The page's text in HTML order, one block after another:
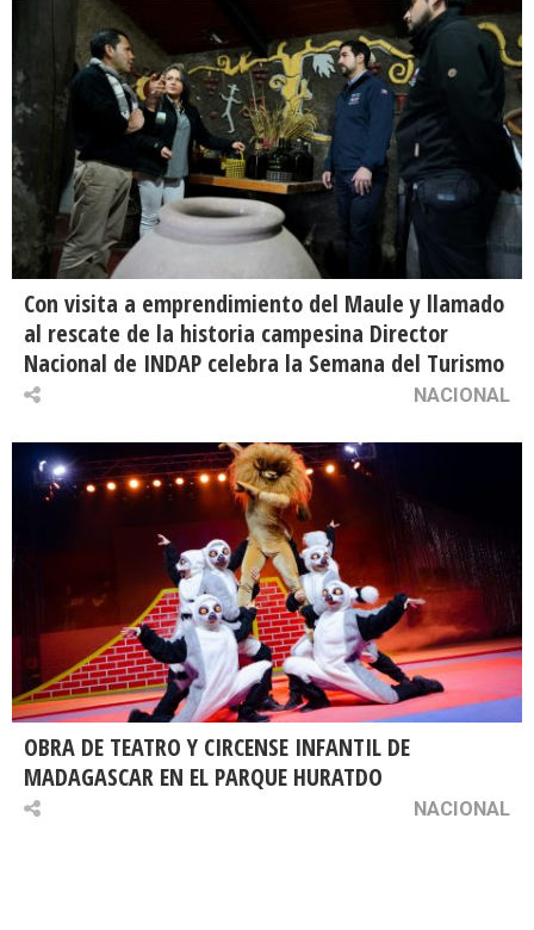
Con visita a emprendimiento del Maule y llamado
al rescate de la historia campesina Director
Nacional de INDAP celebra la Semana del Turismo
NACIONAL
OBRA DE TEATRO Y CIRCENSE INFANTIL DE
MADAGASCAR EN EL PARQUE HURATDO
NACIONAL